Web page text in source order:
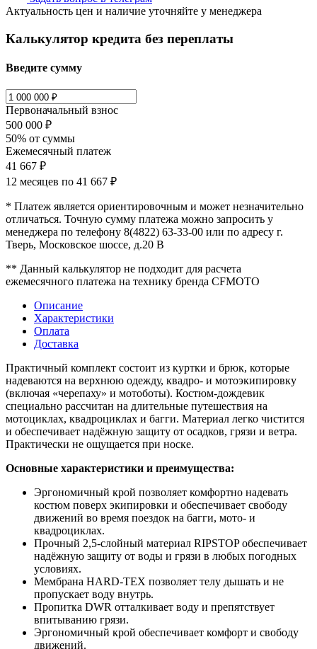
Актуальность цен и наличие уточняйте у менеджера
Калькулятор кредита без переплаты
Введите сумму
Первоначальный взнос
500 000 ₽
50% от суммы
Ежемесячный платеж
41 667 ₽
12 месяцев по 41 667 ₽
* Платеж является ориентировочным и может незначительно
отличаться. Точную сумму платежа можно запросить у
менеджера по телефону 8(4822) 63-33-00 или по адресу г.
Тверь, Московское шоссе, д.20 В
** Данный калькулятор не подходит для расчета
ежемесячного платежа на технику бренда CFMOTO
Описание
Характеристики
Оплата
Доставка
Практичный комплект состоит из куртки и брюк, которые
надеваются на верхнюю одежду, квадро- и мотоэкипировку
(включая «черепаху» и мотоботы). Костюм-дождевик
специально рассчитан на длительные путешествия на
мотоциклах, квадроциклах и багги. Материал легко чистится
и обеспечивает надёжную защиту от осадков, грязи и ветра.
Практически не ощущается при носке.
Основные характеристики и преимущества:
Эргономичный крой позволяет комфортно надевать
костюм поверх экипировки и обеспечивает свободу
движений во время поездок на багги, мото- и
квадроциклах.
Прочный 2,5-слойный материал RIPSTOP обеспечивает
надёжную защиту от воды и грязи в любых погодных
условиях.
Мембрана HARD-TEX позволяет телу дышать и не
пропускает воду внутрь.
Пропитка DWR отталкивает воду и препятствует
впитыванию грязи.
Эргономичный крой обеспечивает комфорт и свободу
движений.